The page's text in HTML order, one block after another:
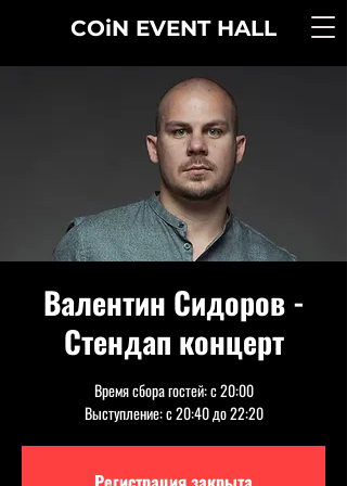
COiN EVENT HALL
Валентин Сидоров -
Стендап концерт
Время сбора гостей: с 20:00
Выступление: с 20:40 до 22:20